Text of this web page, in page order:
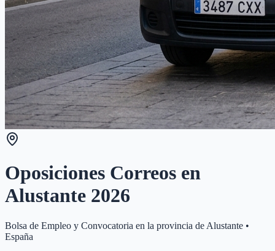
Oposiciones Correos en
Alustante 2026
Bolsa de Empleo y Convocatoria en la provincia de Alustante •
España